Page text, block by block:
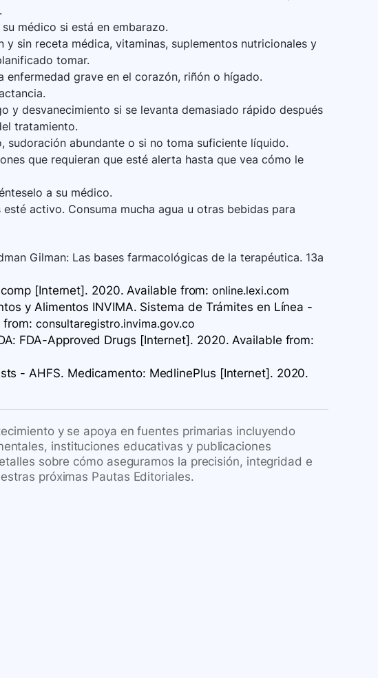
médico si está en embarazo.
sin receta médica, vitaminas, suplementos nutricionales y
tomar.
grave en el corazón, riñón o hígado.
y desvanecimiento si se levanta demasiado rápido después
tratamiento.
sudoración abundante o si no toma suficiente líquido.
que requieran que esté alerta hasta que vea cómo le
a su médico.
activo. Consuma mucha agua u otras bebidas para
Gilman: Las bases farmacológicas de la terapéutica. 13a
[Internet]. 2020. Available from:online.lexi.com
y Alimentos INVIMA. Sistema de Trámites en Línea -
from: consultaregistro.invima.gov.co
FDA-Approved Drugs [Internet]. 2020. Available from:
- AHFS. Medicamento: MedlinePlus [Internet]. 2020.
y se apoya en fuentes primarias incluyendo
instituciones educativas y publicaciones
sobre cómo aseguramos la precisión, integridad e
próximas Pautas Editoriales.